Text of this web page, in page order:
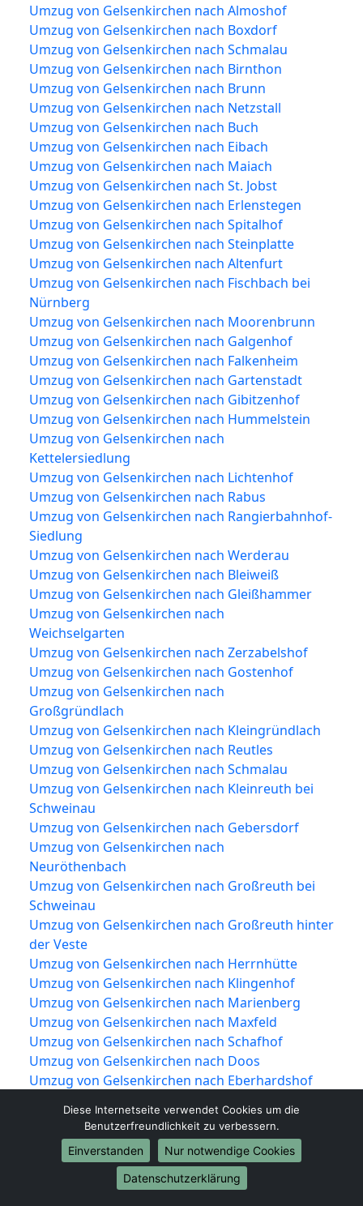
Umzug von Gelsenkirchen nach Almoshof
Umzug von Gelsenkirchen nach Boxdorf
Umzug von Gelsenkirchen nach Schmalau
Umzug von Gelsenkirchen nach Birnthon
Umzug von Gelsenkirchen nach Brunn
Umzug von Gelsenkirchen nach Netzstall
Umzug von Gelsenkirchen nach Buch
Umzug von Gelsenkirchen nach Eibach
Umzug von Gelsenkirchen nach Maiach
Umzug von Gelsenkirchen nach St. Jobst
Umzug von Gelsenkirchen nach Erlenstegen
Umzug von Gelsenkirchen nach Spitalhof
Umzug von Gelsenkirchen nach Steinplatte
Umzug von Gelsenkirchen nach Altenfurt
Umzug von Gelsenkirchen nach Fischbach bei
Nürnberg
Umzug von Gelsenkirchen nach Moorenbrunn
Umzug von Gelsenkirchen nach Galgenhof
Umzug von Gelsenkirchen nach Falkenheim
Umzug von Gelsenkirchen nach Gartenstadt
Umzug von Gelsenkirchen nach Gibitzenhof
Umzug von Gelsenkirchen nach Hummelstein
Umzug von Gelsenkirchen nach
Kettelersiedlung
Umzug von Gelsenkirchen nach Lichtenhof
Umzug von Gelsenkirchen nach Rabus
Umzug von Gelsenkirchen nach Rangierbahnhof-
Siedlung
Umzug von Gelsenkirchen nach Werderau
Umzug von Gelsenkirchen nach Bleiweiß
Umzug von Gelsenkirchen nach Gleißhammer
Umzug von Gelsenkirchen nach
Weichselgarten
Umzug von Gelsenkirchen nach Zerzabelshof
Umzug von Gelsenkirchen nach Gostenhof
Umzug von Gelsenkirchen nach
Großgründlach
Umzug von Gelsenkirchen nach Kleingründlach
Umzug von Gelsenkirchen nach Reutles
Umzug von Gelsenkirchen nach Schmalau
Umzug von Gelsenkirchen nach Kleinreuth bei
Schweinau
Umzug von Gelsenkirchen nach Gebersdorf
Umzug von Gelsenkirchen nach
Neuröthenbach
Umzug von Gelsenkirchen nach Großreuth bei
Schweinau
Umzug von Gelsenkirchen nach Großreuth hinter
der Veste
Umzug von Gelsenkirchen nach Herrnhütte
Umzug von Gelsenkirchen nach Klingenhof
Umzug von Gelsenkirchen nach Marienberg
Umzug von Gelsenkirchen nach Maxfeld
Umzug von Gelsenkirchen nach Schafhof
Umzug von Gelsenkirchen nach Doos
Umzug von Gelsenkirchen nach Eberhardshof
Umzug von Gelsenkirchen nach Höfen
Umzug von Gelsenkirchen nach Leyh
Umzug von Gelsenkirchen nach Muggenhof
Umzug von Gelsenkirchen nach Höfles
Diese Internetseite verwendet Cookies um die
Benutzerfreundlichkeit zu verbessern.
Einverstanden
Nur notwendige Cookies
Datenschutzerklärung